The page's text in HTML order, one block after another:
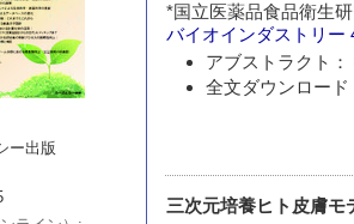
ー出版
*国立医薬品食品衛生
バイオインダストリー
アブストラクト：
全文ダウンロード
三次元培養ヒト皮膚モ